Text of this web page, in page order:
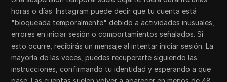
horas o días. Instagram puede decir que tu cuenta está
"bloqueada temporalmente" debido a actividades inusuales,
errores en iniciar sesión o comportamientos señalados. Si
esto ocurre, recibirás un mensaje al intentar iniciar sesión. La
mayoría de las veces, puedes recuperarte siguiendo las
instrucciones, confirmando tu identidad y esperando a que